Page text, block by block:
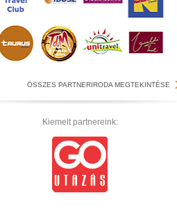
ÖSSZES PARTNERIRODA MEGTEKINTÉSE
Kiemelt partnereink: